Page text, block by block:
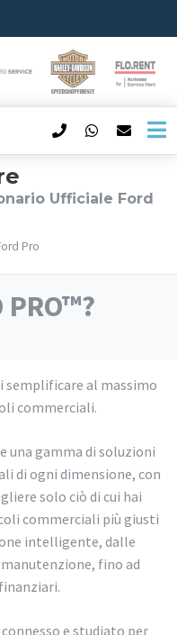
Ufficiale Ford
Pro
PRO™?
semplificare al massimo
commerciali.
una gamma di soluzioni
di ogni dimensione, con
solo ciò di cui hai
commerciali più giusti
intelligente, dalle
fino ad
e studiato per